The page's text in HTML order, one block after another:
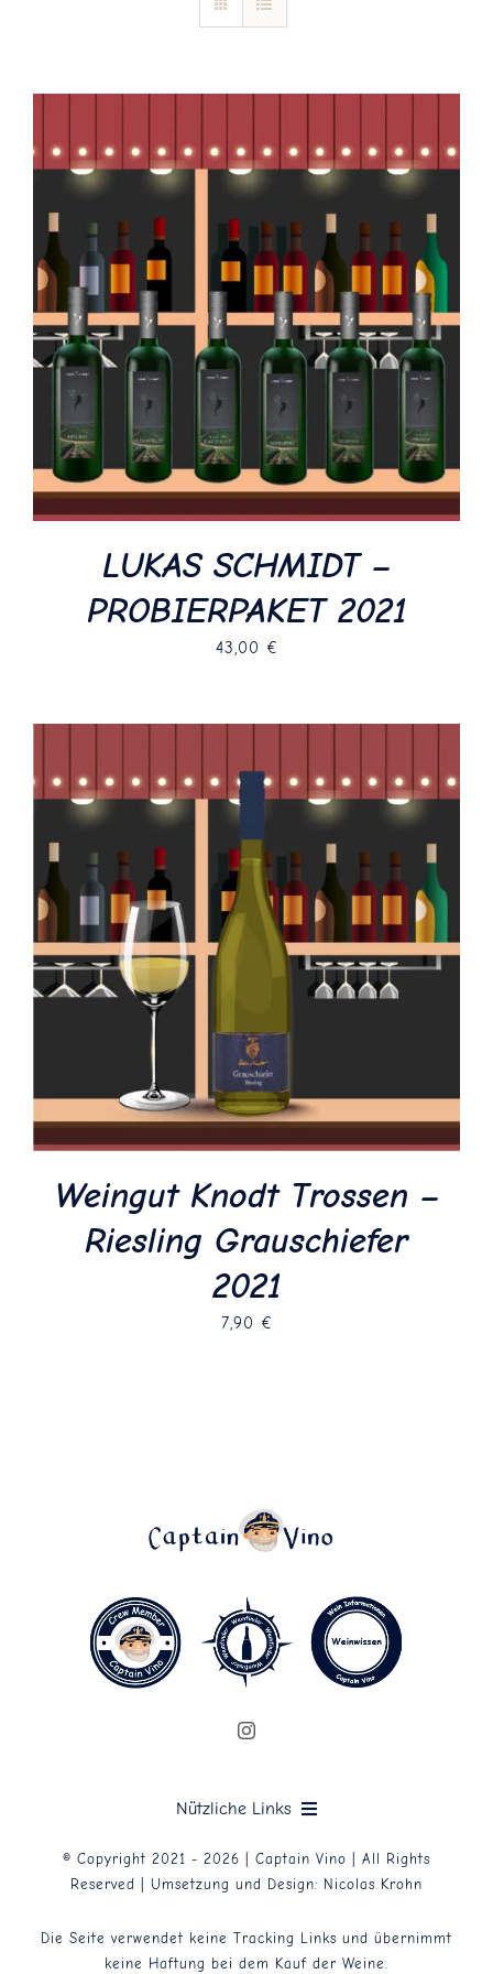
LUKAS SCHMIDT –
PROBIERPAKET 2021
43,00 €
Weingut Knodt Trossen –
Riesling Grauschiefer
2021
7,90 €
Nützliche Links
Datenschutzerklärung
Impressum
© Copyright 2021 - 2026 | Captain Vino | All Rights
Reserved | Umsetzung und Design: Nicolas Krohn
Die Seite verwendet keine Tracking Links und übernimmt
keine Haftung bei dem Kauf der Weine.